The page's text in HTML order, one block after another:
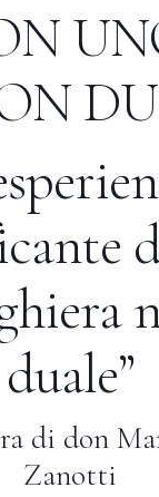
duale”
di don
Zanotti